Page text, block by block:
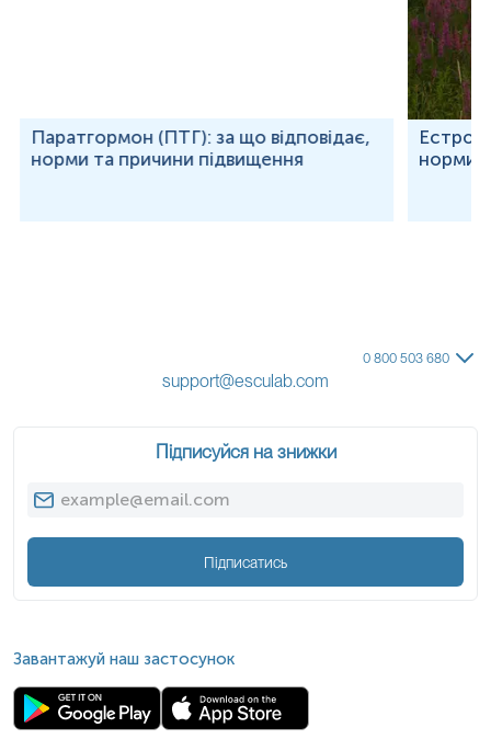
Паратгормон (ПТГ): за що відповідає,
норми та причини підвищення
норми
0 800 503 680
support@esculab.com
Підписуйся на знижки
Підписатись
Завантажуй наш застосунок